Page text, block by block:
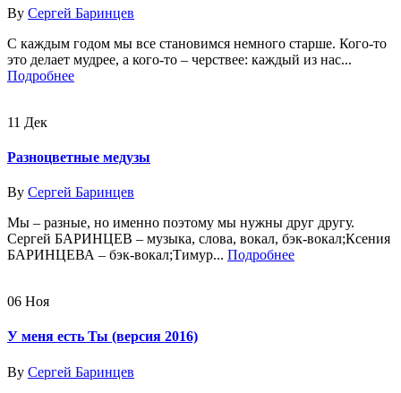
By Сергей Баринцев
С каждым годом мы все становимся немного старше. Кого-то
это делает мудрее, а кого-то – черствее: каждый из нас...
Подробнее
11 Дек
Разноцветные медузы
By Сергей Баринцев
Мы – разные, но именно поэтому мы нужны друг другу.
Сергей БАРИНЦЕВ – музыка, слова, вокал, бэк-вокал;Ксения
БАРИНЦЕВА – бэк-вокал;Тимур... Подробнее
06 Ноя
У меня есть Ты (версия 2016)
By Сергей Баринцев